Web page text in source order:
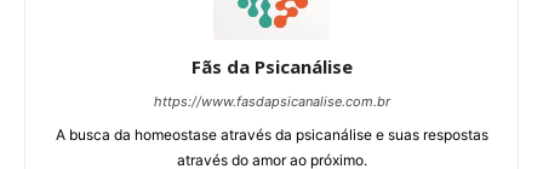
Fãs da Psicanálise
https://www.fasdapsicanalise.com.br
A busca da homeostase através da psicanálise e suas respostas
através do amor ao próximo.